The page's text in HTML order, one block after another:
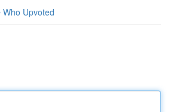
Who Upvoted